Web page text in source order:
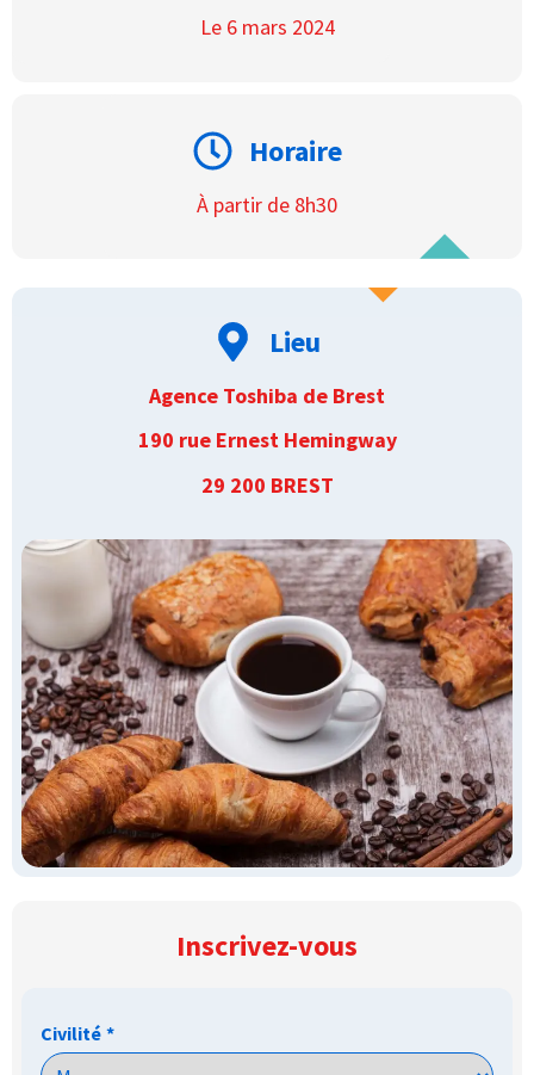
Le 6 mars 2024
Horaire
À partir de 8h30
Lieu
Agence Toshiba de Brest
190 rue Ernest Hemingway
29 200 BREST
Inscrivez-vous
Civilité *